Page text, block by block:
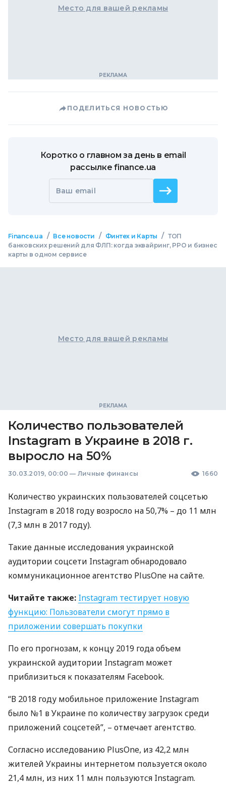
Место для вашей рекламы
ПОДЕЛИТЬСЯ НОВОСТЬЮ
Коротко о главном за день в email
рассылке finance.ua
Ваш email
Finance.ua / Все новости / Финтех и Карты / ТОП
банковских решений для ФЛП: когда эквайринг, РРО и бизнес
карты в одном сервисе
Место для вашей рекламы
Количество пользователей
Instagram в Украине в 2018 г.
выросло на 50%
30.03.2019, 00:00 — Личные финансы 1660
Количество украинских пользователей соцсетью
Instagram в 2018 году возросло на 50,7% – до 11 млн
(7,3 млн в 2017 году).
Такие данные исследования украинской
аудитории соцсети Instagram обнародовало
коммуникационное агентство PlusOne на сайте.
Читайте также: Instagram тестирует новую
функцию: Пользователи смогут прямо в
приложении совершать покупки
По его прогнозам, к концу 2019 года объем
украинской аудитории Instagram может
приблизиться к показателям Facebook.
“В 2018 году мобильное приложение Instagram
было №1 в Украине по количеству загрузок среди
приложений соцсетей”, – отмечает агентство.
Согласно исследованию PlusOne, из 42,2 млн
жителей Украины интернетом пользуется около
21,4 млн, из них 11 млн пользуются Instagram.